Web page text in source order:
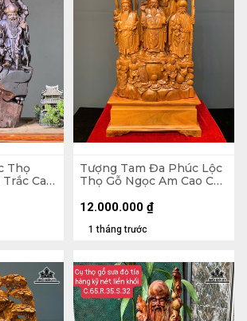
Thọ
Cao
Tượng Tam Đa Phúc Lộc
Thọ Gỗ Ngọc Am Cao Cả
(cm) - Kỷ Cao 20
1 tháng trước
12.000.000 ₫